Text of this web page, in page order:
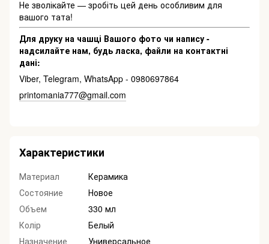
Не зволікайте — зробіть цей день особливим для
вашого тата!
Для друку на чашці Вашого фото чи напису -
надсилайте нам, будь ласка, файли на контактні
дані:
Viber, Telegram, WhatsApp - 0980697864
printomania777@gmail.com
Характеристики
Материал
Керамика
Состояние
Новое
Объем
330 мл
Колір
Белый
Назначение
Универсальное